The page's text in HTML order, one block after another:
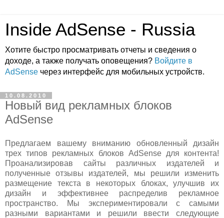
Inside AdSense - Russia
Хотите быстро просматривать отчеты и сведения о
доходе, а также получать оповещения? Войдите в
AdSense через интерфейс для мобильных устройств.
10.08.2010
Новый вид рекламных блоков
AdSense
Предлагаем вашему вниманию обновленный дизайн
трех типов рекламных блоков AdSense для контента!
Проанализировав сайты различных издателей и
полученные отзывы издателей, мы решили изменить
размещение текста в некоторых блоках, улучшив их
дизайн и эффективнее распределив рекламное
пространство. Мы экспериментировали с самыми
разными вариантами и решили ввести следующие